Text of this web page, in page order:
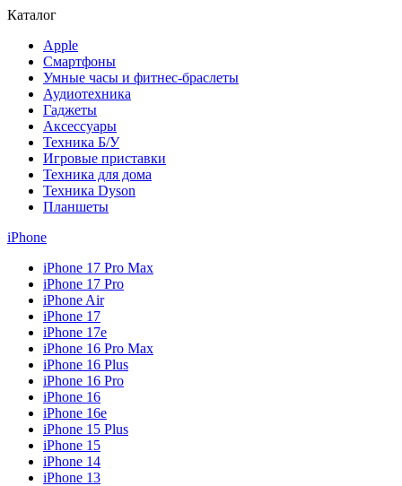
Каталог
Apple
Смартфоны
Умные часы и фитнес-браслеты
Аудиотехника
Гаджеты
Аксессуары
Техника Б/У
Игровые приставки
Техника для дома
Техника Dyson
Планшеты
iPhone
iPhone 17 Pro Max
iPhone 17 Pro
iPhone Air
iPhone 17
iPhone 17e
iPhone 16 Pro Max
iPhone 16 Plus
iPhone 16 Pro
iPhone 16
iPhone 16e
iPhone 15 Plus
iPhone 15
iPhone 14
iPhone 13